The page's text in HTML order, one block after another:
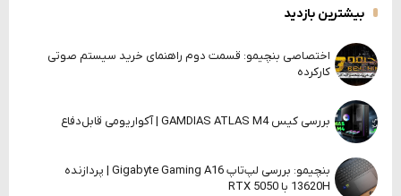
بیشترین بازدید
اختصاصی بنچیمو: قسمت دوم راهنمای خرید سیستم صوتی
کارکرده
بررسی کیس GAMDIAS ATLAS M4 | آکواریومی قابل‌دفاع
بنچیمو: بررسی لپ‌تاپ Gigabyte Gaming A16 | پردازنده
13620H با RTX 5050